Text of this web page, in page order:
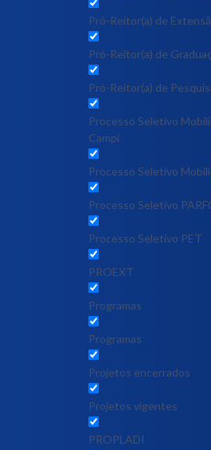
Pró-Reitor(a) de
Pró-Reitor(a) de
Pró-Reitor(a) de
Processo Seletivo
Campi
Processo Seletivo
Processo Seletivo
Processo Seletivo PET
PROEXT
Programas
Programas
Projetos encerrados
Projetos vigentes
PROPLADI